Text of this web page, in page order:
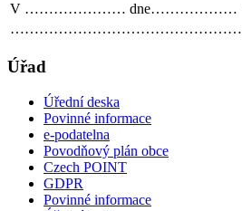
V ………………… dne………………
…………………………………………
Úřad
Úřední deska
Povinné informace
e-podatelna
Povodňový plán obce
Czech POINT
GDPR
Povinné informace